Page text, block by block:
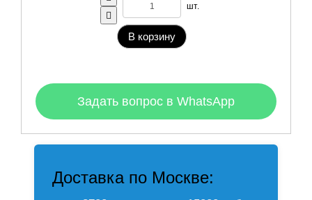
шт.
В корзину
Задать вопрос в WhatsApp
Доставка по Москве: